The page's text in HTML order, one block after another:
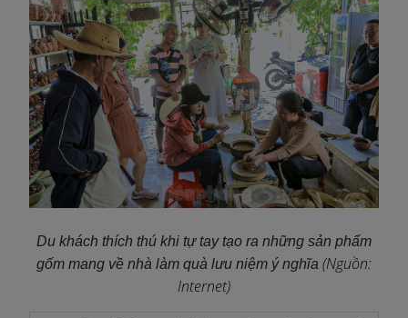
Du khách thích thú khi tự tay tạo ra những sản phẩm
gốm mang về nhà làm quà lưu niệm ý nghĩa (Nguồn:
Internet)